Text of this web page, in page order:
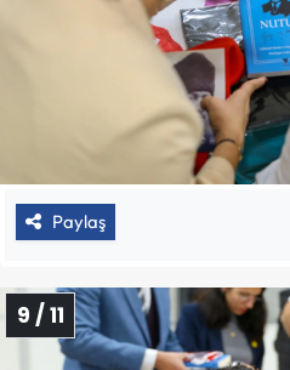
Paylaş
9 / 11